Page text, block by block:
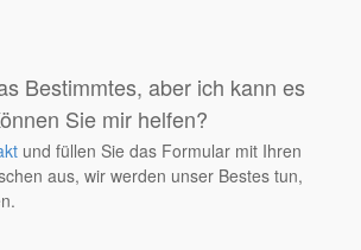
Bestimmtes, aber ich kann es
Sie mir helfen?
und füllen Sie das Formular mit Ihren
aus, wir werden unser Bestes tun,